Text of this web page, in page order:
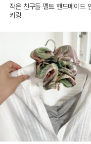
작은 친구들 펠트 핸드메이드
키링